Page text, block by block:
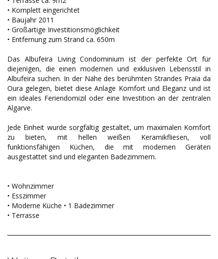
• Komplett eingerichtet
• Baujahr 2011
• Großartige Investitionsmöglichkeit
• Entfernung zum Strand ca. 650m
Das Albufeira Living Condominium ist der perfekte Ort für
diejenigen, die einen modernen und exklusiven Lebensstil in
Albufeira suchen. In der Nähe des berühmten Strandes Praia da
Oura gelegen, bietet diese Anlage Komfort und Eleganz und ist
ein ideales Feriendomizil oder eine Investition an der zentralen
Algarve.
Jede Einheit wurde sorgfältig gestaltet, um maximalen Komfort
zu bieten, mit hellen weißen Keramikfliesen, voll
funktionsfähigen Küchen, die mit modernen Geräten
ausgestattet sind und eleganten Badezimmern.
• Wohnzimmer
• Esszimmer
• Moderne Küche • 1 Badezimmer
• Terrasse